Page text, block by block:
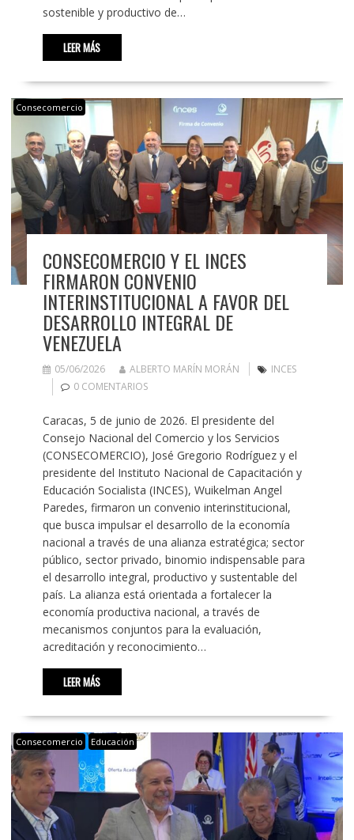
sostenible y productivo de…
LEER MÁS
Consecomercio
CONSECOMERCIO Y EL INCES
FIRMARON CONVENIO
INTERINSTITUCIONAL A FAVOR DEL
DESARROLLO INTEGRAL DE
VENEZUELA
05/06/2026 ALBERTO MARÍN MORÁN
INCES
0 COMENTARIOS
Caracas, 5 de junio de 2026. El presidente del
Consejo Nacional del Comercio y los Servicios
(CONSECOMERCIO), José Gregorio Rodríguez y el
presidente del Instituto Nacional de Capacitación y
Educación Socialista (INCES), Wuikelman Angel
Paredes, firmaron un convenio interinstitucional,
que busca impulsar el desarrollo de la economía
nacional a través de una alianza estratégica; sector
público, sector privado, binomio indispensable para
el desarrollo integral, productivo y sustentable del
país. La alianza está orientada a fortalecer la
economía productiva nacional, a través de
mecanismos conjuntos para la evaluación,
acreditación y reconocimiento…
LEER MÁS
Consecomercio Educación